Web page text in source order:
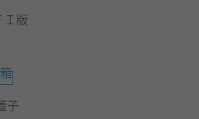
Ｉ版
子